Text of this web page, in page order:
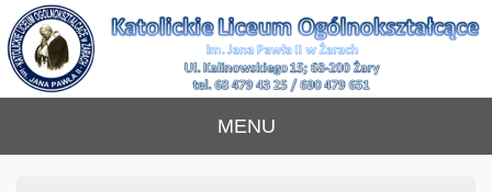
Skip
to
content
Katolickie Liceum
Ogólnokształcące
MENU